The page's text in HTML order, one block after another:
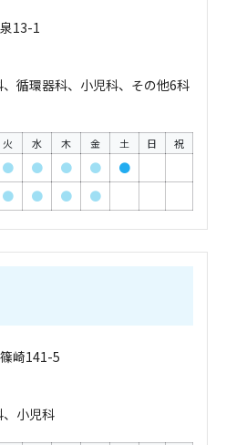
13-1
循環器科、小児科、その他6科
火 水 木 金 土 日 祝
● ● ● ●
●
● ● ● ●
崎141-5
小児科